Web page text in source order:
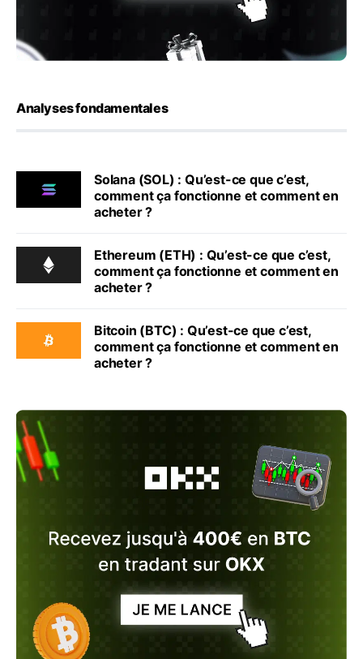
Analyses fondamentales
Solana (SOL) : Qu’est-ce que c’est,
comment ça fonctionne et comment en
acheter ?
Ethereum (ETH) : Qu’est-ce que c’est,
comment ça fonctionne et comment en
acheter ?
Bitcoin (BTC) : Qu’est-ce que c’est,
comment ça fonctionne et comment en
acheter ?